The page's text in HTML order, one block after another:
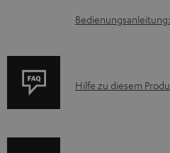
z
H
P
Hilfe zu diesem